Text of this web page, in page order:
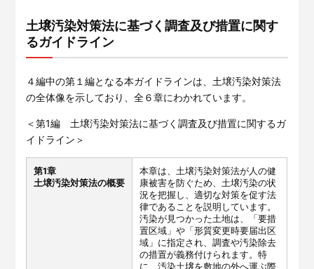
土壌汚染対策法に基づく調査及び措置に関す
るガイドライン
４編中の第１編となる本ガイドラインは、土壌汚染対策法
の全体像を示しており、全６章にわかれています。
＜第1編 土壌汚染対策法に基づく調査及び措置に関するガ
イドライン＞
第1章
土壌汚染対策法の概要
本章は、土壌汚染対策法が人の健
康被害を防ぐため、土壌汚染の状
況を把握し、適切な対策を促す法
律であることを説明しています。
汚染が見つかった土地は、「要措
置区域」や「形質変更時要届出区
域」に指定され、調査や汚染除去
の措置が義務付けられます。特
に、汚染土壌を敷地の外へ運ぶ際